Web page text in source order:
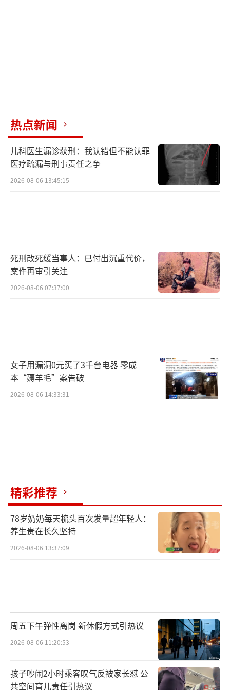
热门景区推广人脸识别系统，以及推动5G+智
慧旅游项目，以促进旅游业的数字化转型和文
化融合。（责任编辑：卢其龙 CN070）
热点新闻
儿科医生漏诊获刑：我认错但不能认罪
医疗疏漏与刑事责任之争
2026-08-06 13:45:15
死刑改死缓当事人：已付出沉重代价，
案件再审引关注
2026-08-06 07:37:00
女子用漏洞0元买了3千台电器 零成
本“薅羊毛”案告破
2026-08-06 14:33:31
精彩推荐
78岁奶奶每天梳头百次发量超年轻人：
养生贵在长久坚持
2026-08-06 13:37:09
周五下午弹性离岗 新休假方式引热议
2026-08-06 11:20:53
孩子吵闹2小时乘客叹气反被家长怼 公
共空间育儿责任引热议